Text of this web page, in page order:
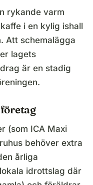
rykande varm
i en kylig ishall
Att schemalägga
lagets
är en stadig
(som ICA Maxi
behöver extra
årliga
idrottslag där